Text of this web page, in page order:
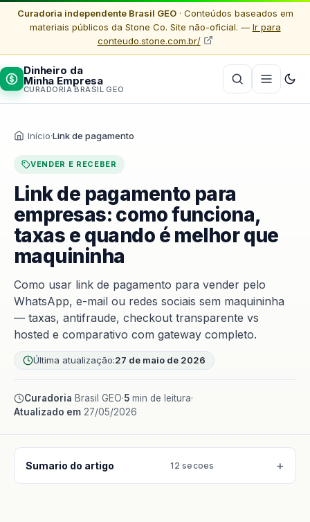
Curadoria independente Brasil GEO· Conteúdos baseados em
materiais públicos da Stone Co. Site não-oficial. — Ir para
conteudo.stone.com.br/
Dinheiro da
Minha Empresa
CURADORIA BRASIL GEO
Início·Link de pagamento
VENDER E RECEBER
Link de pagamento para
empresas: como funciona,
taxas e quando é melhor que
maquininha
Como usar link de pagamento para vender pelo
WhatsApp, e-mail ou redes sociais sem maquininha
— taxas, antifraude, checkout transparente vs
hosted e comparativo com gateway completo.
Última atualização:27 de maio de 2026
Curadoria Brasil GEO·5 min de leitura·
Atualizado em 27/05/2026
Sumario do artigo 12 secoes